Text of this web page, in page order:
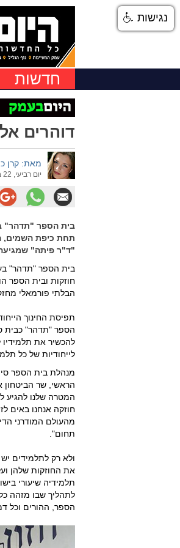
חדשות
דוהרים
מאת: קרן
יום רביעי, 22 בינואר 2020, 10:45
בית הספר "תדהר"
תחת כיפת השמים,
"ד"ר פיתה"
בית הספר "תדהר"
חוזקות ובית הספר
הבלתי פורמאלי
תפיסת החינוך
להכשיר את
לייחודיות של כל
מנהלת בית הספר
הראשי, שר הביטחון
המטרה שלנו להגיע
חוזקה אנחנו באים
מהעולם המודרני
תחום".
ולא רק לתלמידים
את החוזקות שלהן
תלמידיה שיעורי
לתהליך שבו מזהה
הספר, ההורים וכל
נגישות